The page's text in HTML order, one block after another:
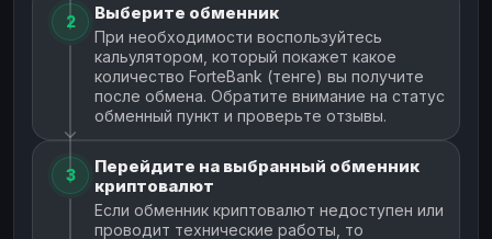
2 Выберите обменник
При необходимости воспользуйтесь
кальулятором, который покажет какое
количество ForteBank (тенге) вы получите
после обмена. Обратите внимание на статус
обменный пункт и проверьте отзывы.
3
Перейдите на выбранный обменник
криптовалют
Если обменник криптовалют недоступен или
проводит технические работы, то